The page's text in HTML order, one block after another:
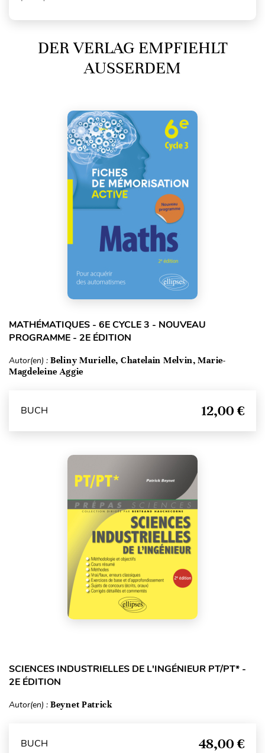
DER VERLAG EMPFIEHLT
AUSSERDEM
MATHÉMATIQUES - 6E CYCLE 3 - NOUVEAU
PROGRAMME - 2E ÉDITION
Autor(en) : Beliny Murielle, Chatelain Melvin, Marie-
Magdeleine Aggie
BUCH 12,00 €
SCIENCES INDUSTRIELLES DE L'INGÉNIEUR PT/PT* -
2E ÉDITION
Autor(en) : Beynet Patrick
BUCH 48,00 €